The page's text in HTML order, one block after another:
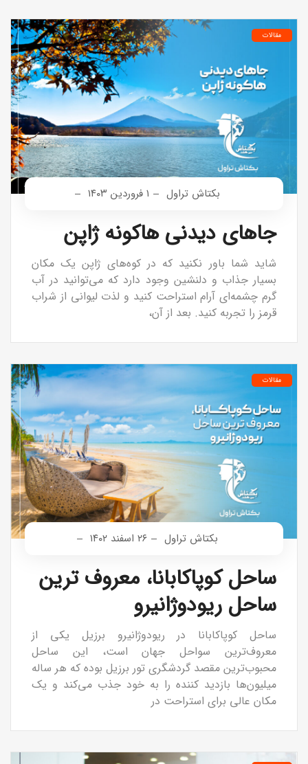
مقالات
بکتاش تراول ۱ فروردین ۱۴۰۳
جاهای دیدنی هاکونه ژاپن
شاید شما باور نکنید که در کوه‌های ژاپن یک مکان
بسیار جذاب و دلنشین وجود دارد که می‌توانید در آب
گرم چشمه‌ای آرام استراحت کنید و لذت لیوانی از شراب
قرمز را تجربه کنید. بعد از آن،
مقالات
بکتاش تراول ۲۶ اسفند ۱۴۰۲
ساحل کوپاکابانا، معروف ترین
ساحل ریودوژانیرو
ساحل کوپاکابانا در ریودوژانیرو برزیل یکی از
معروف‌ترین سواحل جهان است، این ساحل
محبوب‌ترین مقصد گردشگری تور برزیل بوده که هر ساله
میلیون‌ها بازدید کننده را به خود جذب می‌کند و یک
مکان عالی برای استراحت در